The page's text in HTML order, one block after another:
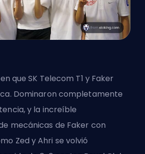
que SK Telecom T1 y Faker
Dominaron completamente
y la increíble
mecánicas de Faker con
Zed y Ahri se volvió